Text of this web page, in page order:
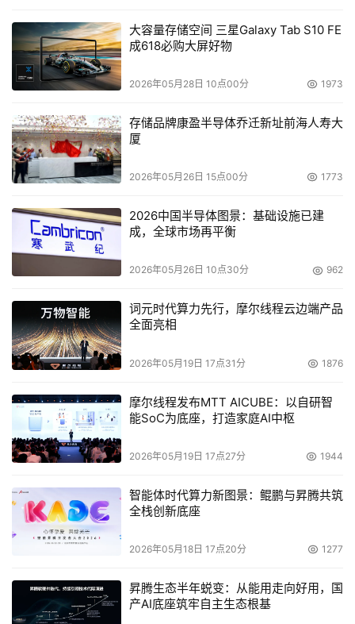
WD1200JB依然只支持ATA/100。
图1：WD1200JB面板图
作为一款面向桌面级高端存储市场和入门级服务器
存储市场的产品，西部数据公司对WD1200JB进行了三年
种只花不多的钱就能得到SCSI级磁盘性能的存储解决方
案。鱼子酱 WD1200JB是否能胜过它的前代WD1000JB，
大容量存储空间 三星Galaxy Tab S10 FE
成618必购大屏好物
2026年05月28日 10点00分 1973
存储品牌康盈半导体乔迁新址前海人寿大
厦
2026年05月26日 15点00分 1773
2026中国半导体图景：基础设施已建
成，全球市场再平衡
2026年05月26日 10点30分 962
词元时代算力先行，摩尔线程云边端产品
全面亮相
2026年05月19日 17点31分 1876
摩尔线程发布MTT AICUBE：以自研智
能SoC为底座，打造家庭AI中枢
2026年05月19日 17点27分 1944
智能体时代算力新图景：鲲鹏与昇腾共筑
全栈创新底座
2026年05月18日 17点20分 1277
昇腾生态半年蜕变：从能用走向好用，国
产AI底座筑牢自主生态根基